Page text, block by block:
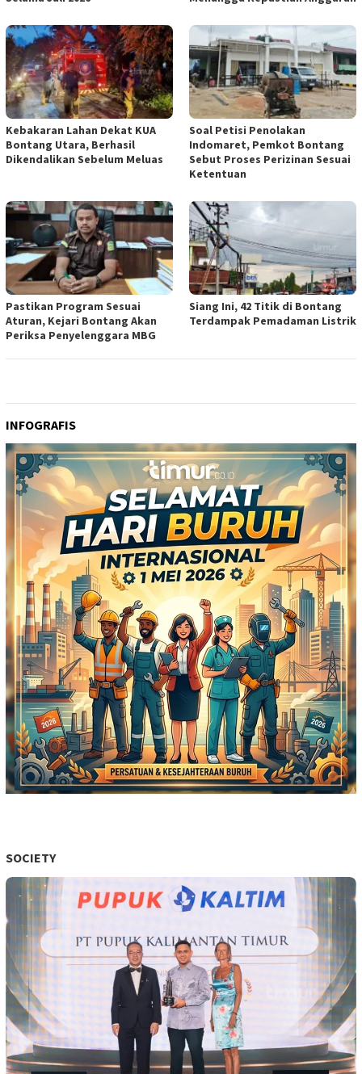
Kebakaran Lahan Dekat KUA
Bontang Utara, Berhasil
Dikendalikan Sebelum Meluas
Soal Petisi Penolakan
Indomaret, Pemkot Bontang
Sebut Proses Perizinan Sesuai
Ketentuan
Pastikan Program Sesuai
Aturan, Kejari Bontang Akan
Periksa Penyelenggara MBG
Siang Ini, 42 Titik di Bontang
Terdampak Pemadaman Listrik
INFOGRAFIS
SOCIETY